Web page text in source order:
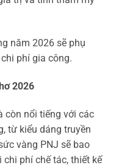
năm 2026 sẽ phụ
phí gia công.
2026
còn nổi tiếng với các
từ kiểu dáng truyền
vàng PNJ sẽ bao
phí chế tác, thiết kế